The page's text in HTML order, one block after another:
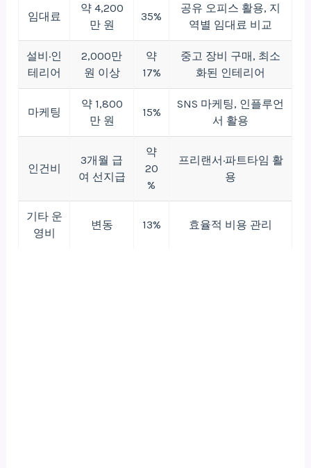
임대료
약 4,200
만 원
35%
공유 오피스 활용, 지
역별 임대료 비교
설비·인
테리어
2,000만
원 이상
약
17%
중고 장비 구매, 최소
화된 인테리어
마케팅
약 1,800
만 원
15%
SNS 마케팅, 인플루언
서 활용
인건비
3개월 급
여 선지급
약
20
%
프리랜서·파트타임 활
용
기타 운
영비
변동 13% 효율적 비용 관리